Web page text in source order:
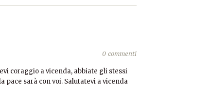
0 commenti
coraggio a vicenda, abbiate gli stessi
pace sarà con voi. Salutatevi a vicenda